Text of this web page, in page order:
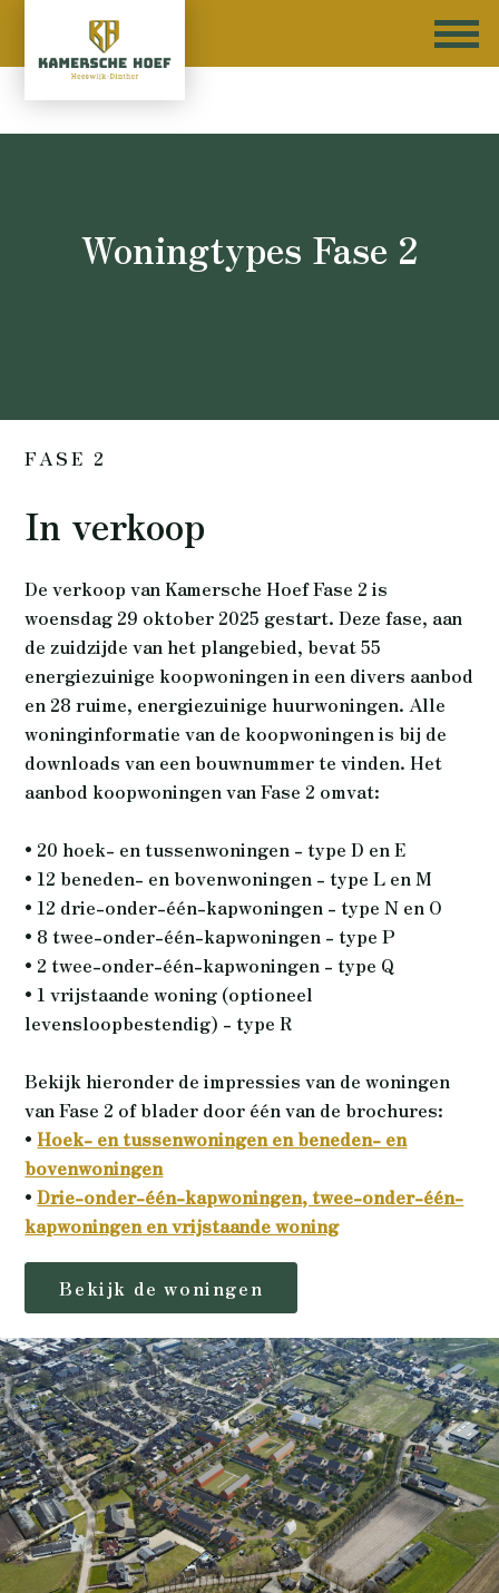
Woningtypes Fase 2
FASE 2
In verkoop
De verkoop van Kamersche Hoef Fase 2 is
woensdag 29 oktober 2025 gestart. Deze fase, aan
de zuidzijde van het plangebied, bevat 55
energiezuinige koopwoningen in een divers aanbod
en 28 ruime, energiezuinige huurwoningen. Alle
woninginformatie van de koopwoningen is bij de
downloads van een bouwnummer te vinden. Het
aanbod koopwoningen van Fase 2 omvat:
• 20 hoek- en tussenwoningen - type D en E
• 12 beneden- en bovenwoningen - type L en M
• 12 drie-onder-één-kapwoningen - type N en O
• 8 twee-onder-één-kapwoningen - type P
• 2 twee-onder-één-kapwoningen - type Q
• 1 vrijstaande woning (optioneel
levensloopbestendig) - type R
Bekijk hieronder de impressies van de woningen
van Fase 2 of blader door één van de brochures:
•Hoek- en tussenwoningen en beneden- en
bovenwoningen
•Drie-onder-één-kapwoningen, twee-onder-één-
kapwoningen en vrijstaande woning
Bekijk de woningen